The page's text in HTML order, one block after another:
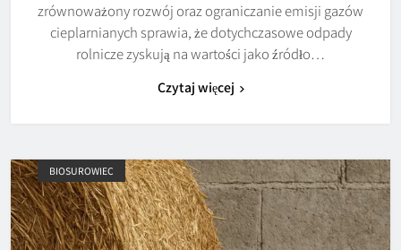
zrównoważony rozwój oraz ograniczanie emisji gazów
cieplarnianych sprawia, że dotychczasowe odpady
rolnicze zyskują na wartości jako źródło…
Czytaj więcej
BIOSUROWIEC